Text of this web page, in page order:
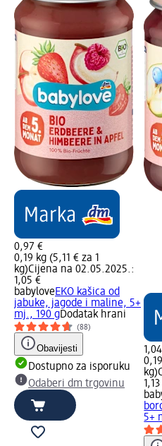
0,97 €
0,19 kg (5,11 € za 1
kg)Cijena na 02.05.2025.:
1,05 €
babyloveEKO kašica od
jabuke, jagode i maline, 5+
mj., 190 gDodatak hrani
(88)
Obavijesti
Dostupno za isporuku
Odaberi dm trgovinu
kg)
5+